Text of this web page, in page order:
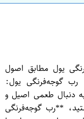
یول مطابق اصول
رب گوجه‌فرنگی یول:
دنبال طعمی اصیل و
**رب گوجه‌فرنگی